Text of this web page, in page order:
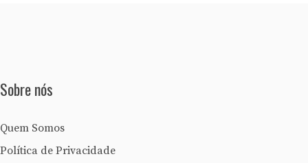
Sobre nós
Quem Somos
Política de Privacidade